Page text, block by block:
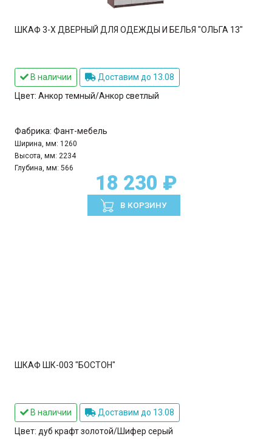
ШКАФ 3-Х ДВЕРНЫЙ ДЛЯ ОДЕЖДЫ И БЕЛЬЯ "ОЛЬГА 13"
В наличии
Доставим до 13.08
Цвет: Анкор темный/Анкор светлый
Фабрика: Фант-мебель
Ширина, мм: 1260
Высота, мм: 2234
Глубина, мм: 566
18 230 ₽
В КОРЗИНУ
ШКАФ ШК-003 "БОСТОН"
В наличии
Доставим до 13.08
Цвет: дуб крафт золотой/Шифер серый